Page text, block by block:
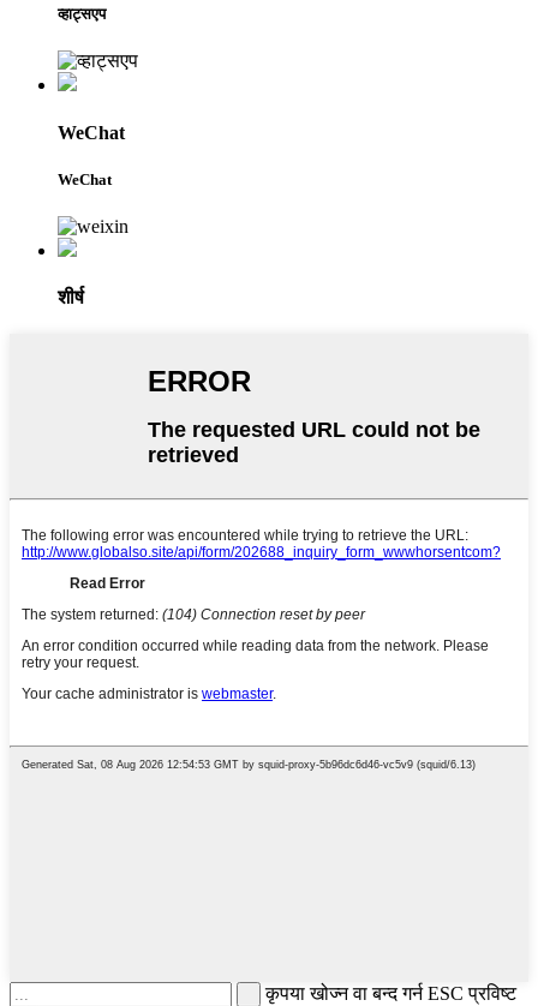
व्हाट्सएप
WeChat
WeChat
शीर्ष
कृपया खोज्न वा बन्द गर्न ESC प्रविष्ट